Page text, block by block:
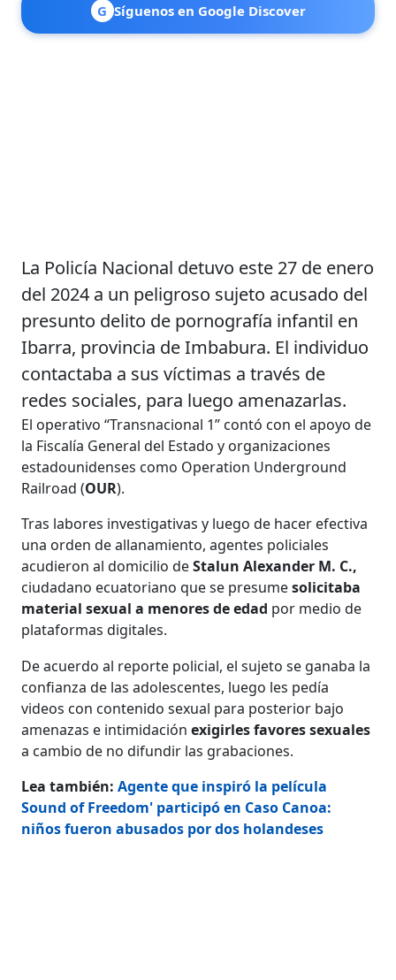
G Síguenos en Google Discover
La Policía Nacional detuvo este 27 de enero
del 2024 a un peligroso sujeto acusado del
presunto delito de pornografía infantil en
Ibarra, provincia de Imbabura. El individuo
contactaba a sus víctimas a través de
redes sociales, para luego amenazarlas.
El operativo “Transnacional 1” contó con el apoyo de
la Fiscalía General del Estado y organizaciones
estadounidenses como Operation Underground
Railroad (OUR).
Tras labores investigativas y luego de hacer efectiva
una orden de allanamiento, agentes policiales
acudieron al domicilio deStalun Alexander M. C.,
ciudadano ecuatoriano que se presumesolicitaba
material sexual a menores de edad por medio de
plataformas digitales.
De acuerdo al reporte policial, el sujeto se ganaba la
confianza de las adolescentes, luego les pedía
videos con contenido sexual para posterior bajo
amenazas e intimidaciónexigirles favores sexuales
a cambio de no difundir las grabaciones.
Lea también:Agente que inspiró la película
Sound of Freedom' participó en Caso Canoa:
niños fueron abusados por dos holandeses